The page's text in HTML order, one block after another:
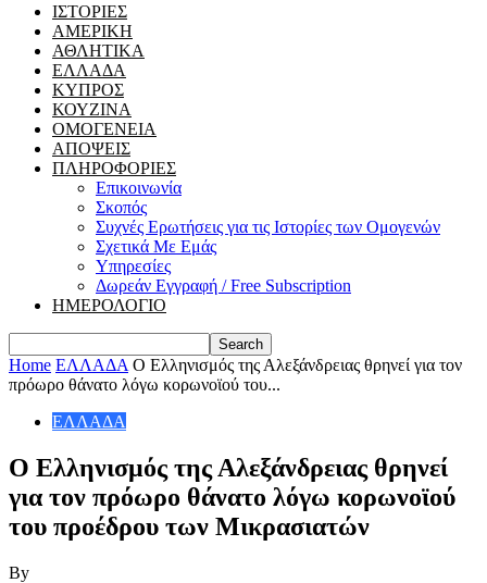
ΙΣΤΟΡΙΕΣ
ΑΜΕΡΙΚΗ
ΑΘΛΗΤΙΚΑ
ΕΛΛΑΔΑ
ΚΥΠΡΟΣ
ΚΟΥΖΙΝΑ
ΟΜΟΓΕΝΕΙΑ
ΑΠΟΨΕΙΣ
ΠΛΗΡΟΦΟΡΙΕΣ
Επικοινωνία
Σκοπός
Συχνές Ερωτήσεις για τις Ιστορίες των Ομογενών
Σχετικά Με Εμάς
Υπηρεσίες
Δωρεάν Εγγραφή / Free Subscription
ΗΜΕΡΟΛΟΓΙΟ
Home ΕΛΛΑΔΑ O Ελληνισμός της Αλεξάνδρειας θρηνεί για τον
πρόωρο θάνατο λόγω κορωνοϊού του...
ΕΛΛΑΔΑ
O Ελληνισμός της Αλεξάνδρειας θρηνεί
για τον πρόωρο θάνατο λόγω κορωνοϊού
του προέδρου των Μικρασιατών
By